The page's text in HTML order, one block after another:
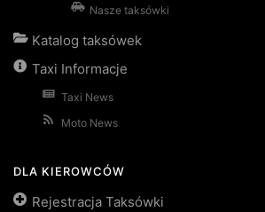
Nasze taksówki
Katalog taksówek
Taxi Informacje
Taxi News
Moto News
DLA KIEROWCÓW
Rejestracja Taksówki